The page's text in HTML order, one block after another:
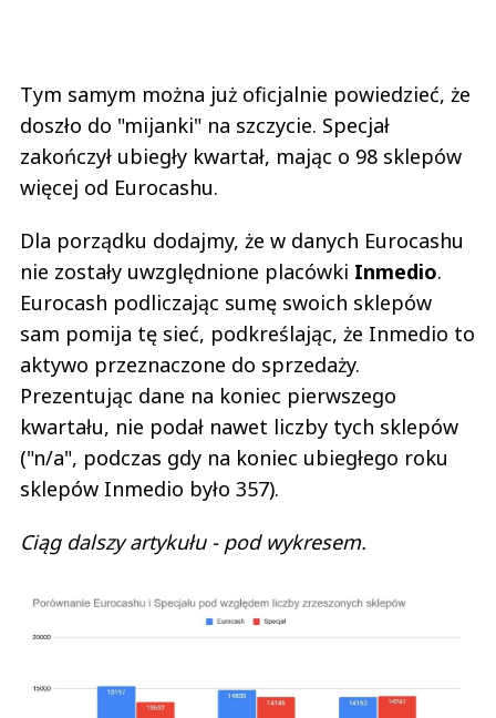
Tym samym można już oficjalnie powiedzieć, że
doszło do "mijanki" na szczycie. Specjał
zakończył ubiegły kwartał, mając o 98 sklepów
więcej od Eurocashu.
Dla porządku dodajmy, że w danych Eurocashu
nie zostały uwzględnione placówki Inmedio.
Eurocash podliczając sumę swoich sklepów
sam pomija tę sieć, podkreślając, że Inmedio to
aktywo przeznaczone do sprzedaży.
Prezentując dane na koniec pierwszego
kwartału, nie podał nawet liczby tych sklepów
("n/a", podczas gdy na koniec ubiegłego roku
sklepów Inmedio było 357).
Ciąg dalszy artykułu - pod wykresem.